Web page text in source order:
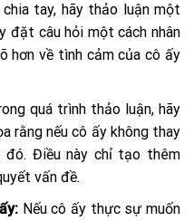
tay, hãy thảo luận một
đặt câu hỏi một cách nhân
hơn về tình cảm của cô ấy
quá trình thảo luận, hãy
rằng nếu cô ấy không thay
Điều này chỉ tạo thêm
vấn đề.
Nếu cô ấy thực sự muốn